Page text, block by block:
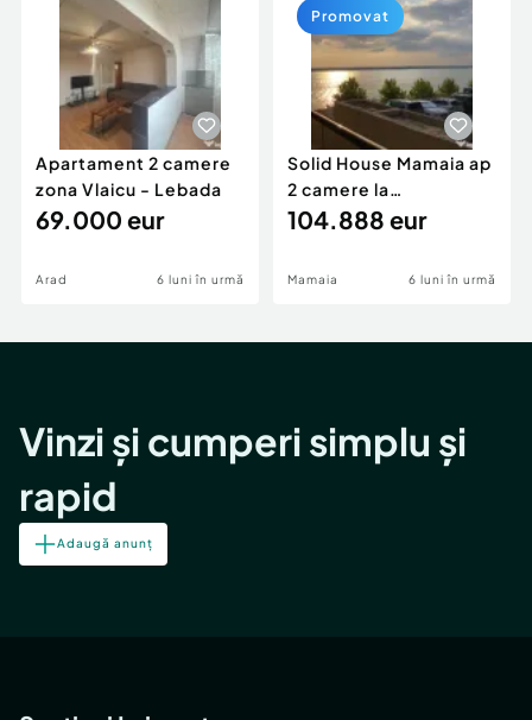
Apartament 2 camere
zona Vlaicu - Lebada
69.000 eur
Arad 6 luni în urmă
Solid House Mamaia ap
2 camere la
cheie,langa Mega
104.888 eur
Mamaia 6 luni în urmă
Promovat
Vinzi și cumperi simplu și
rapid
Adaugă anunț